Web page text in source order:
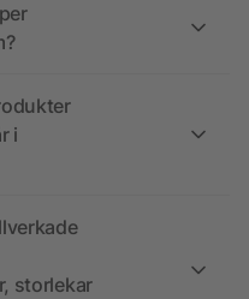
i
storlekar